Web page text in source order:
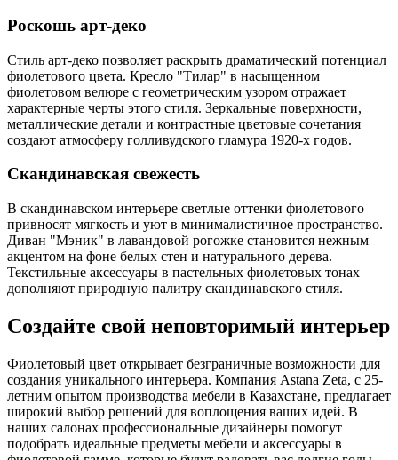
Роскошь арт-деко
Стиль арт-деко позволяет раскрыть драматический потенциал
фиолетового цвета. Кресло "Тилар" в насыщенном
фиолетовом велюре с геометрическим узором отражает
характерные черты этого стиля. Зеркальные поверхности,
металлические детали и контрастные цветовые сочетания
создают атмосферу голливудского гламура 1920-х годов.
Скандинавская свежесть
В скандинавском интерьере светлые оттенки фиолетового
привносят мягкость и уют в минималистичное пространство.
Диван "Мэник" в лавандовой рогожке становится нежным
акцентом на фоне белых стен и натурального дерева.
Текстильные аксессуары в пастельных фиолетовых тонах
дополняют природную палитру скандинавского стиля.
Создайте свой неповторимый интерьер
Фиолетовый цвет открывает безграничные возможности для
создания уникального интерьера. Компания Astana Zeta, с 25-
летним опытом производства мебели в Казахстане, предлагает
широкий выбор решений для воплощения ваших идей. В
наших салонах профессиональные дизайнеры помогут
подобрать идеальные предметы мебели и аксессуары в